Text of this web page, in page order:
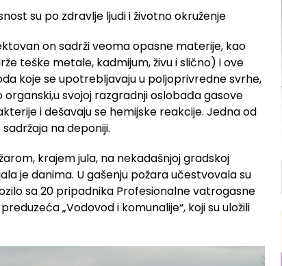
on sadrži veoma opasne materije, kao
teške metale, kadmijum, živu i slično) i ove
koje se upotrebljavaju u poljoprivredne svrhe,
svojoj razgradnji oslobađa gasove
i dešavaju se hemijske reakcije. Jedna od
na deponiji.
krajem jula, na nekadašnjoj gradskoj
je danima. U gašenju požara učestvovala su
sa 20 pripadnika Profesionalne vatrogasne
„Vodovod i komunalije“, koji su uložili